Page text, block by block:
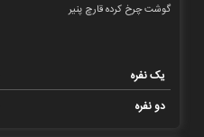
گوشت چرخ کرده قارچ پنیر
یک نفره
دو نفره